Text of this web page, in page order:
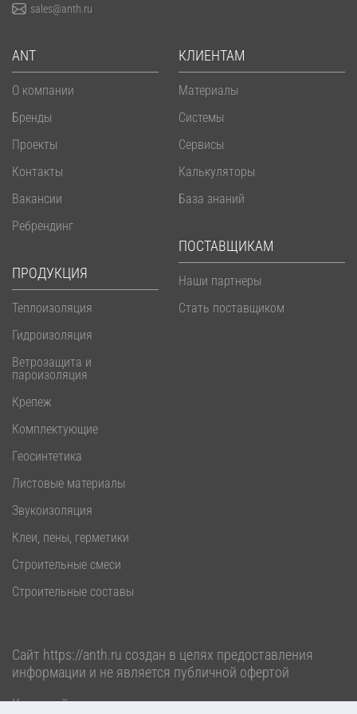
ANT
О компании
Бренды
Проекты
Контакты
Вакансии
Ребрендинг
ПРОДУКЦИЯ
Теплоизоляция
Гидроизоляция
Ветрозащита и
пароизоляция
Крепеж
Комплектующие
Геосинтетика
Листовые материалы
Звукоизоляция
Клеи, пены, герметики
Строительные смеси
Строительные составы
КЛИЕНТАМ
Материалы
Системы
Сервисы
Калькуляторы
База знаний
ПОСТАВЩИКАМ
Наши партнеры
Стать поставщиком
sales@anth.ru
Сайт https://anth.ru создан в целях предоставления
информации и не является публичной офертой
Карта сайта